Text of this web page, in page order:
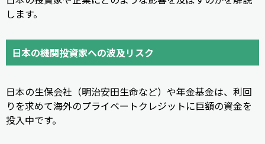
します。
日本の機関投資家への波及リスク
日本の生保会社（明治安田生命など）や年金基金は、利回
りを求めて海外のプライベートクレジットに巨額の資金を
投入中です。